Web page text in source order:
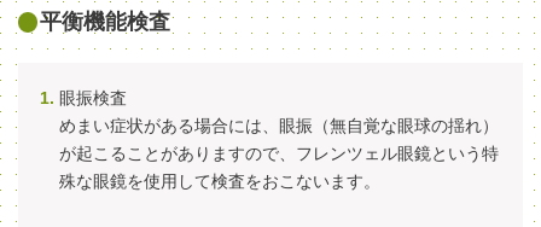
平衡機能検査
眼振検査
めまい症状がある場合には、眼振（無自覚な眼球の揺れ）
が起こることがありますので、フレンツェル眼鏡という特
殊な眼鏡を使用して検査をおこないます。